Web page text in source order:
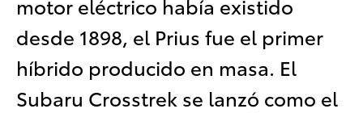
motor eléctrico había existido
desde 1898, el Prius fue el primer
híbrido producido en masa. El
Subaru Crosstrek se lanzó como el